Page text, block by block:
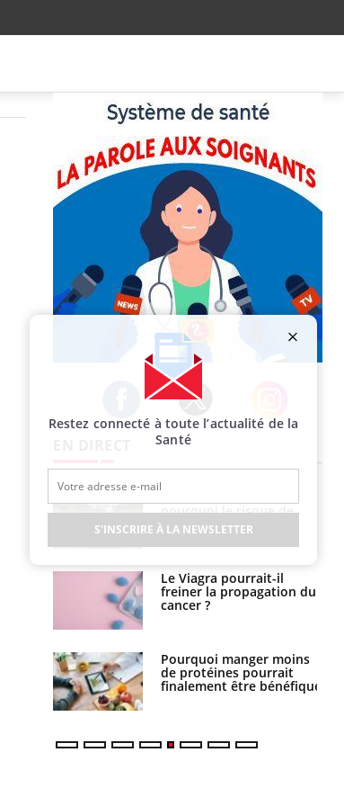
Facebook Twitter Instagram
pourquoi le risque de
noyade grimpe-t-il ?
Le Viagra pourrait-il
freiner la propagation du
cancer ?
Pourquoi manger moins
de protéines pourrait
finalement être bénéfique
que dit la science
Le smartphone nuit-il à
l'apprentissage de la
lecture ?
Mordue par une tique en
vacances, elle reste dans
le coma pendant 42 jours
Restez connecté à toute l’actualité de la
Santé
S'INSCRIRE À LA NEWSLETTER